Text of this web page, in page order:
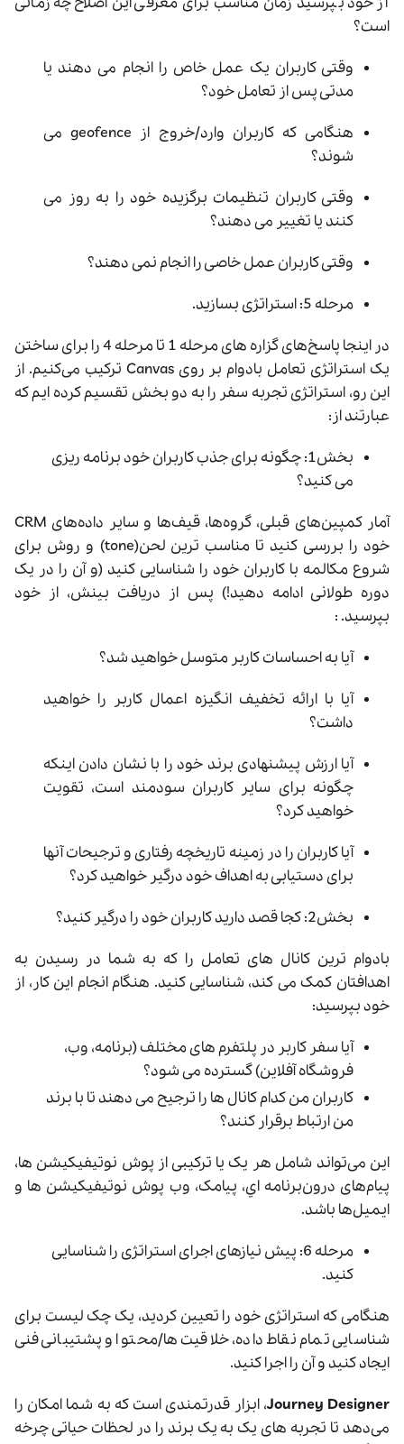
است؟
وقتی کاربران یک عمل خاص را انجام می دهند یا
مدتی پس از تعامل خود؟
هنگامی که کاربران وارد/خروج از geofence می
شوند؟
وقتی کاربران تنظیمات برگزیده خود را به روز می
کنند یا تغییر می دهند؟
وقتی کاربران عمل خاصی را انجام نمی دهند؟
مرحله 5: استراتژی بسازید.
در اينجا پاسخ‌های گزاره ‌های مرحله 1 تا مرحله 4 را برای ساختن
یک استراتژی تعامل بادوام بر روی Canvas ترکیب می‌کنیم. از
اين رو، استراتژی تجربه سفر را به دو بخش تقسیم کرده ایم که
عبارتند از:
بخش1: چگونه برای جذب کاربران خود برنامه ریزی
می کنید؟
آمار کمپین‌های قبلی، گروه‌ها، قیف‌ها و سایر داده‌های CRM
خود را بررسی کنید تا مناسب ‌ترین لحن(tone) و روش برای
شروع مکالمه با کاربران خود را شناسایی کنید (و آن را در یک
دوره طولانی ادامه دهید!) پس از دریافت بینش، از خود
بپرسید. :
آیا به احساسات کاربر متوسل خواهید شد؟
آیا با ارائه تخفیف انگیزه اعمال کاربر را خواهید
داشت؟
آیا ارزش پیشنهادی برند خود را با نشان دادن اینکه
چگونه برای سایر کاربران سودمند است، تقویت
خواهید کرد؟
آیا کاربران را در زمینه تاریخچه رفتاری و ترجیحات آنها
برای دستیابی به اهداف خود درگیر خواهید کرد؟
بخش2: کجا قصد دارید کاربران خود را درگیر کنید؟
بادوام ترین کانال های تعامل را که به شما در رسیدن به
اهدافتان کمک می کند، شناسایی کنید. هنگام انجام این کار، از
خود بپرسید:
آیا سفر کاربر در پلتفرم های مختلف (برنامه، وب،
فروشگاه آفلاین) گسترده می شود؟
کاربران من کدام کانال ها را ترجیح می دهند تا با برند
من ارتباط برقرار کنند؟
این می‌تواند شامل هر یک یا ترکیبی از پوش نوتيفيکيشن ها،
پیام‌های درون‌برنامه اي، پیامک، وب پوش نوتيفيکيشن ها و
ایمیل‌ها باشد.
مرحله 6: پیش نیازهای اجرای استراتژی را شناسایی
کنید.
هنگامی که استراتژی خود را تعیین کردید، یک چک لیست برای
شناسایی تمام نقاط داده، خلاقیت ها/محتوا و پشتیبانی فنی
ایجاد کنید و آن را اجرا کنید.
Journey Designer، ابزار قدرتمندی است که به شما امکان را
می‌دهد تا تجربه ‌های یک به یک برند را در لحظات حیاتی چرخه